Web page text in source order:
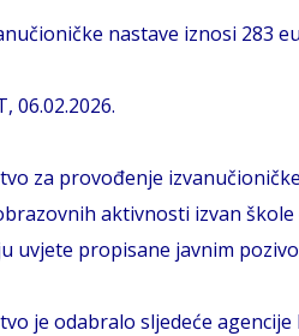
nastave iznosi 283
06.02.2026.
za provođenje
aktivnosti izvan škole
uvjete propisane javnim
je odabralo sljedeće